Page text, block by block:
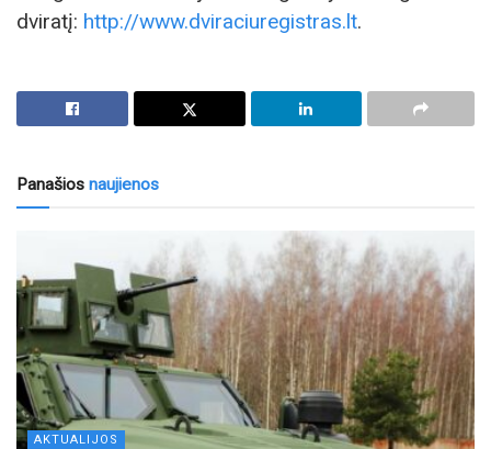
dviratį: http://www.dviraciuregistras.lt.
Panašios naujienos
AKTUALIJOS